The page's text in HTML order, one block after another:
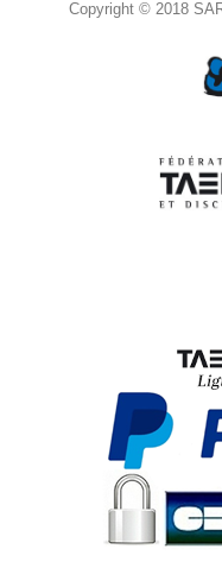
Copyright © 2018